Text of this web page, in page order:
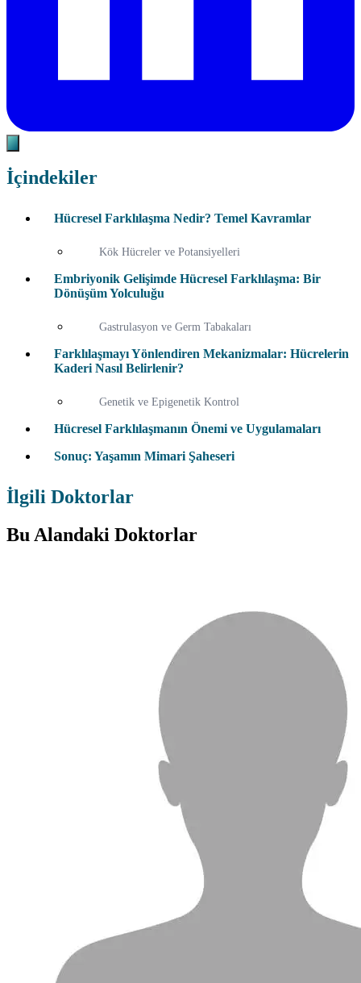
İçindekiler
Hücresel Farklılaşma Nedir? Temel Kavramlar
Kök Hücreler ve Potansiyelleri
Embriyonik Gelişimde Hücresel Farklılaşma: Bir
Dönüşüm Yolculuğu
Gastrulasyon ve Germ Tabakaları
Farklılaşmayı Yönlendiren Mekanizmalar: Hücrelerin
Kaderi Nasıl Belirlenir?
Genetik ve Epigenetik Kontrol
Hücresel Farklılaşmanın Önemi ve Uygulamaları
Sonuç: Yaşamın Mimari Şaheseri
İlgili Doktorlar
Bu Alandaki Doktorlar